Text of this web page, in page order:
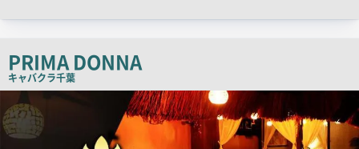
ー
PRIMA DONNA
キャバクラ千葉
店
舗
PR
画
像